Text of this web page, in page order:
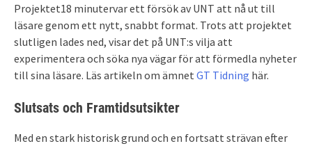
Projektet18 minutervar ett försök av UNT att nå ut till
läsare genom ett nytt, snabbt format. Trots att projektet
slutligen lades ned, visar det på UNT:s vilja att
experimentera och söka nya vägar för att förmedla nyheter
till sina läsare. Läs artikeln om ämnet GT Tidning här.
Slutsats och Framtidsutsikter
Med en stark historisk grund och en fortsatt strävan efter